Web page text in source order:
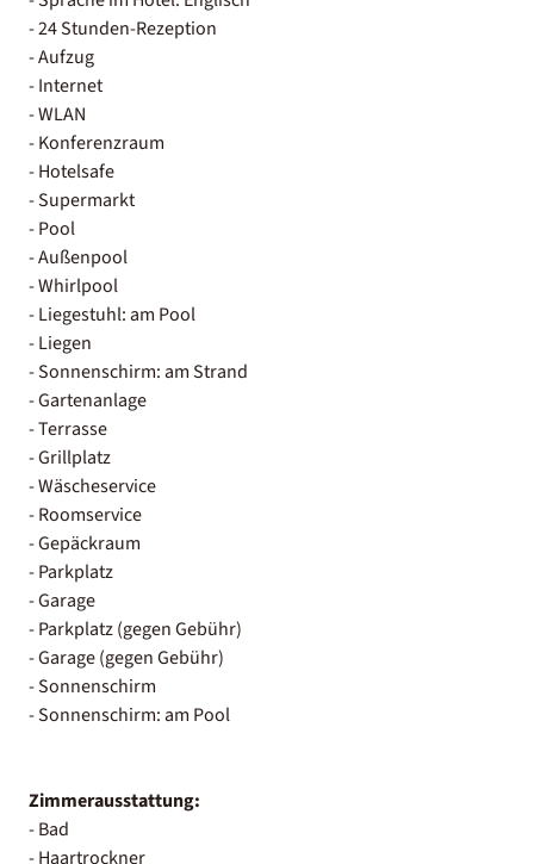
- 24 Stunden-Rezeption
- Aufzug
- Internet
- WLAN
- Konferenzraum
- Hotelsafe
- Supermarkt
- Pool
- Außenpool
- Whirlpool
- Liegestuhl: am Pool
- Liegen
- Sonnenschirm: am Strand
- Gartenanlage
- Terrasse
- Grillplatz
- Wäscheservice
- Roomservice
- Gepäckraum
- Parkplatz
- Garage
- Parkplatz (gegen Gebühr)
- Garage (gegen Gebühr)
- Sonnenschirm
- Sonnenschirm: am Pool
Zimmerausstattung:
- Bad
- Haartrockner